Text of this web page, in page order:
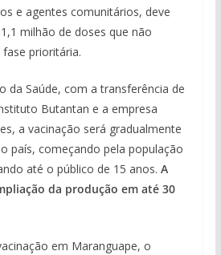
e agentes comunitários, deve
milhão de doses que não
prioritária.
da Saúde, com a transferência de
Butantan e a empresa
a vacinação será gradualmente
país, começando pela população
até o público de 15 anos. A
da produção em até 30
em Maranguape, o